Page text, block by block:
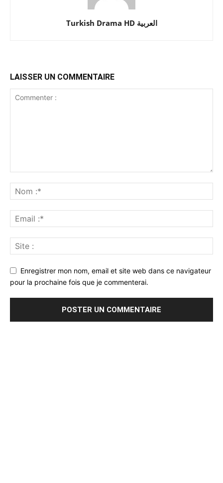
Turkish Drama HD العربية
LAISSER UN COMMENTAIRE
Enregistrer mon nom, email et site web dans ce navigateur
pour la prochaine fois que je commenterai.